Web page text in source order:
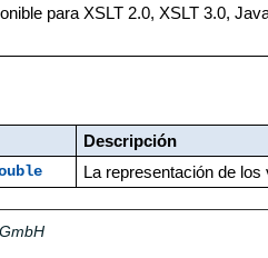
para XSLT 2.0, XSLT 3.0,
Descripción
La representación de